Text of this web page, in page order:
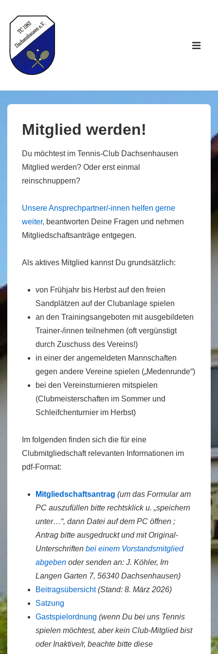
Zum
Inhalt
Mitglied werden!
Du möchtest im Tennis-Club Dachsenhausen
Mitglied werden? Oder erst einmal
reinschnuppern?
Unsere Ansprechpartner/-innen helfen gerne
weiter, beantworten Deine Fragen und nehmen
Mitgliedschaftsanträge entgegen.
Als aktives Mitglied kannst Du grundsätzlich:
von Frühjahr bis Herbst auf den freien
Sandplätzen auf der Clubanlage spielen
an den Trainingsangeboten mit ausgebildeten
Trainer-/innen teilnehmen (oft vergünstigt
durch Zuschuss des Vereins!)
in einer der angemeldeten Mannschaften
gegen andere Vereine spielen („Medenrunde“)
bei den Vereinsturnieren mitspielen
(Clubmeisterschaften im Sommer und
Schleifchenturnier im Herbst)
Im folgenden finden sich die für eine
Clubmitgliedschaft relevanten Informationen im
pdf-Format:
Mitgliedschaftsantrag (um das Formular am
PC auszufüllen bitte rechtsklick u. „speichern
unter…“, dann Datei auf dem PC öffnen ;
Antrag bitte ausgedruckt und mit Original-
Unterschriften bei einem Vorstandsmitglied
abgeben oder senden an: J. Köhler, Im
Langen Garten 7, 56340 Dachsenhausen)
Beitragsübersicht(Stand: 8. März 2026)
Satzung
Gastspielordnung (wenn Du bei uns Tennis
spielen möchtest, aber kein Club-Mitglied bist
oder Inaktive/r, beachte bitte diese